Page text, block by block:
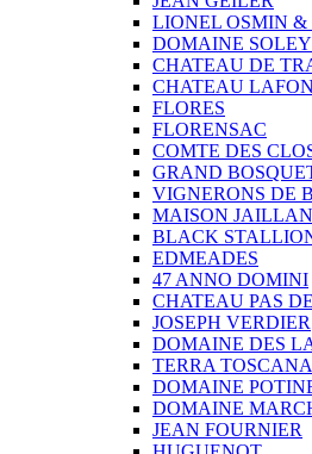
LIONEL OSMIN &
DOMAINE
CHATEAU DE
CHATEAU
FLORES
FLORENSAC
COMTE DES
GRAND
VIGNERONS DE
MAISON
BLACK
EDMEADES
47 ANNO DOMINI
CHATEAU PAS
JOSEPH VERDIER
DOMAINE DES
TERRA TOSCANA
DOMAINE
DOMAINE
JEAN FOURNIER